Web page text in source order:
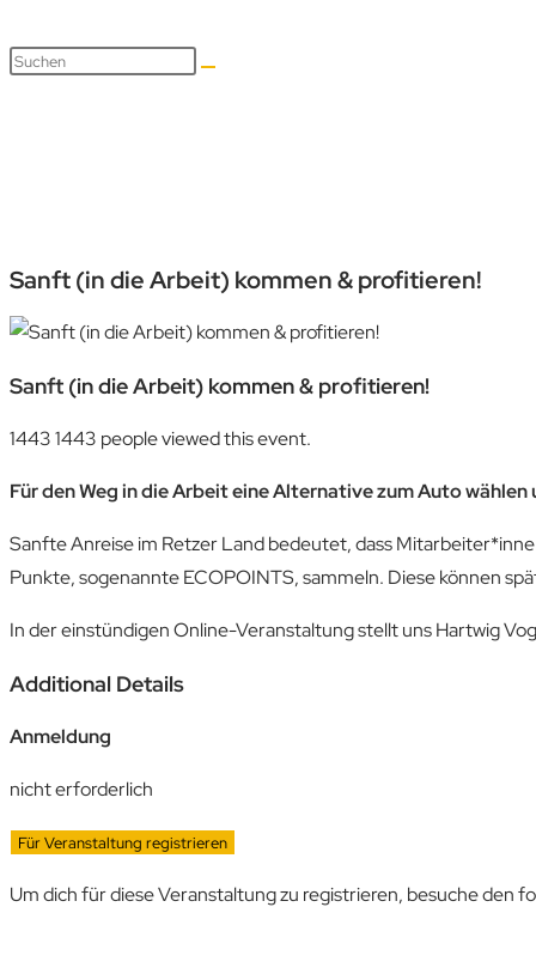
Sanft (in die Arbeit) kommen & profitieren!
Sanft (in die Arbeit) kommen & profitieren!
14431443 people viewed this event.
Für den Weg in die Arbeit eine Alternative zum Auto
Sanfte Anreise im Retzer Land bedeutet, dass
Punkte, sogenannte ECOPOINTS, sammeln. Diese können
In der einstündigen Online-Veranstaltung stellt uns Hartwig
Additional Details
Anmeldung
nicht erforderlich
Für Veranstaltung registrieren
Um dich für diese Veranstaltung zu registrieren, besuche den